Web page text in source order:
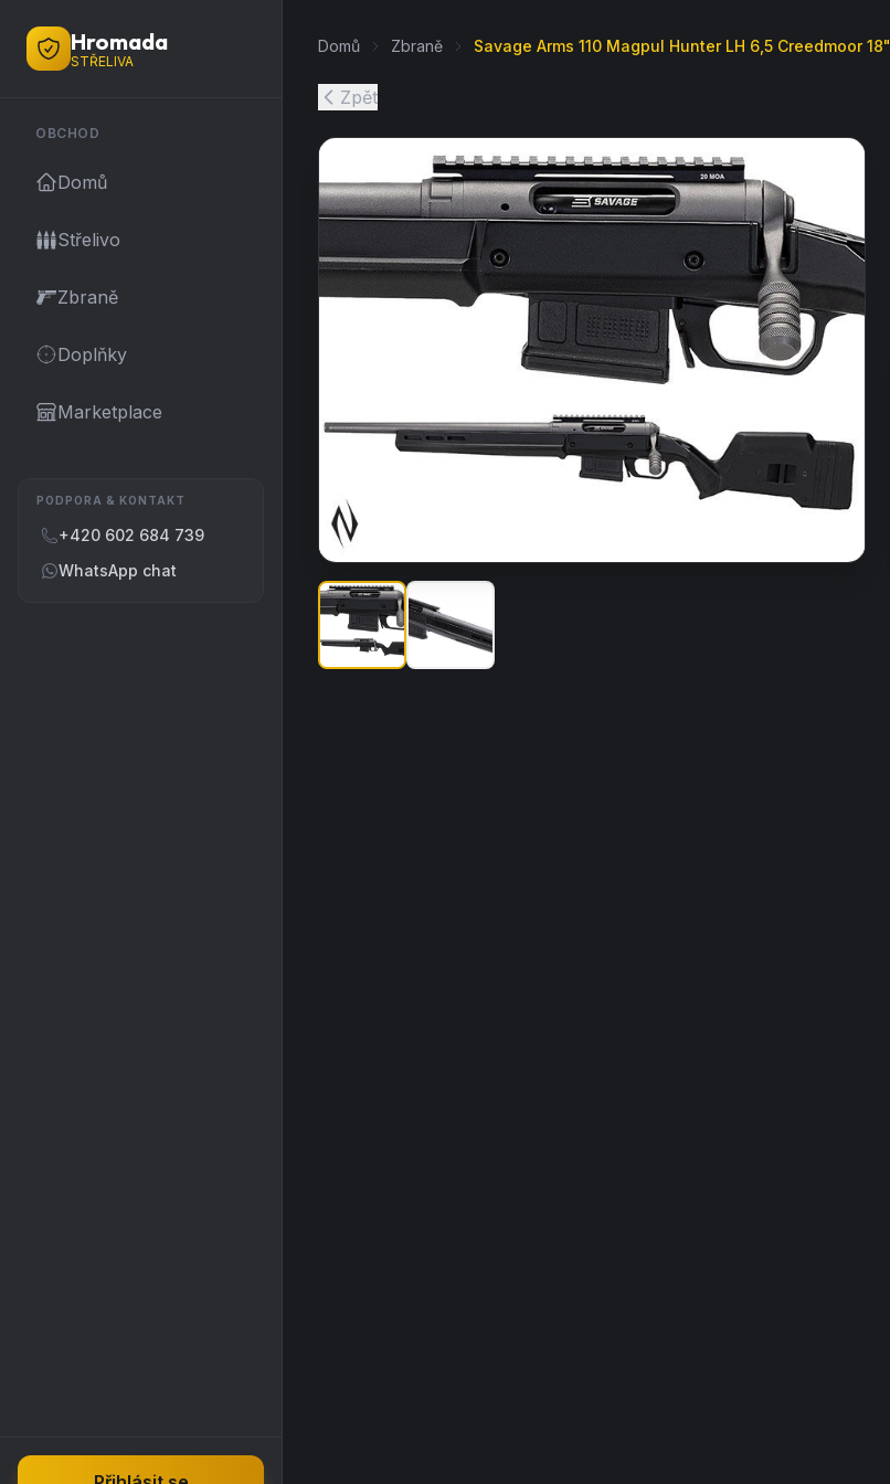
Hromada
STŘELIVA
OBCHOD
Domů
Střelivo
Zbraně
Doplňky
Marketplace
PODPORA & KONTAKT
+420 602 684 739
WhatsApp chat
Domů Zbraně Savage Arms 110 Magpul Hunter LH 6,5 Creedmoor 18"
Zpět